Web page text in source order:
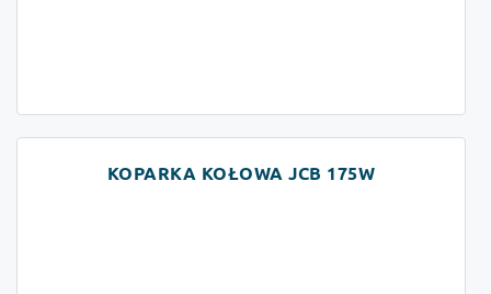
KOPARKA KOŁOWA JCB 175W